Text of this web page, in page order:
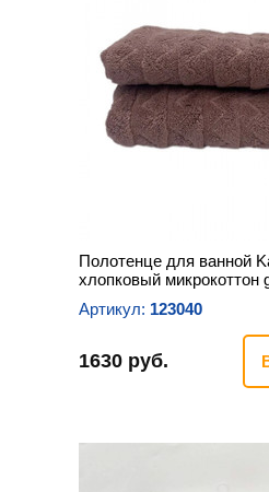
Полотенце для ванной
хлопковый микрокоттон
Артикул: 123040
1630 руб.